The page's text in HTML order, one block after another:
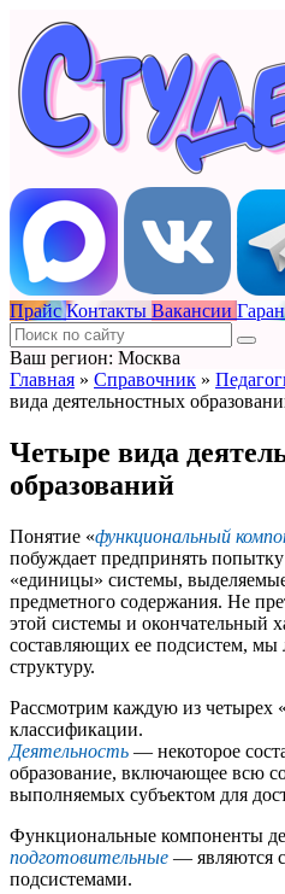
Прайс Контакты Вакансии
Ваш регион: Москва
Главная » Справочник »
вида деятельностных
Четыре вида
образований
Понятие «функциональный
побуждает предпринять
«единицы» системы,
предметного содержания. Не
этой системы и окончательный
составляющих ее подсистем,
структуру.
Рассмотрим каждую из четырех
классификации.
Деятельность — некоторое
образование, включающее всю
выполняемых субъектом для
Функциональные компоненты
подготовительные — являются
подсистемами.